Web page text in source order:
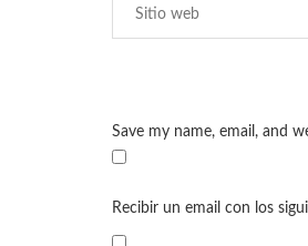
Save my name, email, and
Recibir un email con los